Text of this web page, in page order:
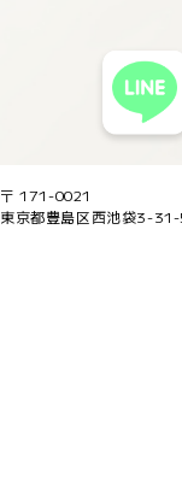
〒 171-0021
東京都豊島区西池袋3-